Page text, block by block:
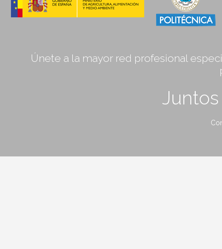
Únete a la mayor red profesional